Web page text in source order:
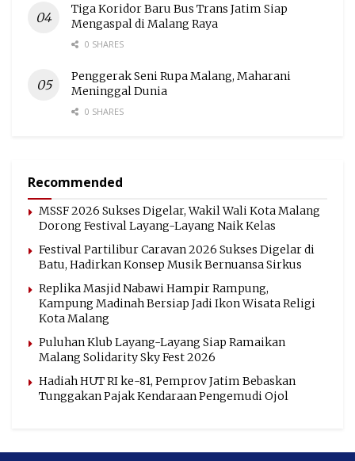
Tiga Koridor Baru Bus Trans Jatim Siap
Mengaspal di Malang Raya
0 SHARES
Penggerak Seni Rupa Malang, Maharani
Meninggal Dunia
0 SHARES
Recommended
MSSF 2026 Sukses Digelar, Wakil Wali Kota Malang
Dorong Festival Layang-Layang Naik Kelas
Festival Partilibur Caravan 2026 Sukses Digelar di
Batu, Hadirkan Konsep Musik Bernuansa Sirkus
Replika Masjid Nabawi Hampir Rampung,
Kampung Madinah Bersiap Jadi Ikon Wisata Religi
Kota Malang
Puluhan Klub Layang-Layang Siap Ramaikan
Malang Solidarity Sky Fest 2026
Hadiah HUT RI ke-81, Pemprov Jatim Bebaskan
Tunggakan Pajak Kendaraan Pengemudi Ojol